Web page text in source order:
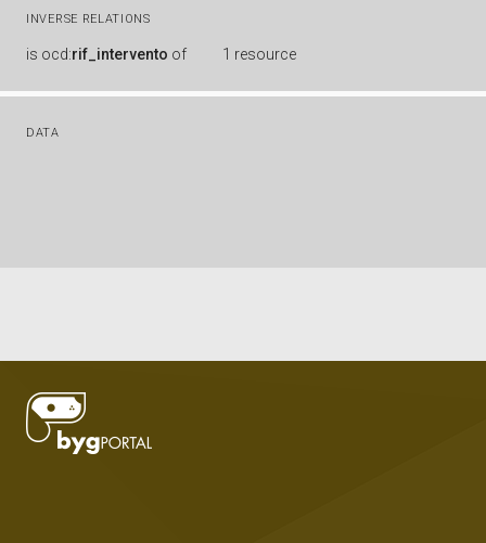
INVERSE RELATIONS
is ocd:rif_intervento of 1 resource
DATA